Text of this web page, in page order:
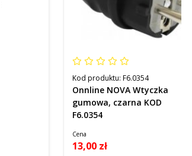
Kod produktu: F6.0354
Onnline NOVA Wtyczka
gumowa, czarna KOD
F6.0354
Cena
13,00 zł